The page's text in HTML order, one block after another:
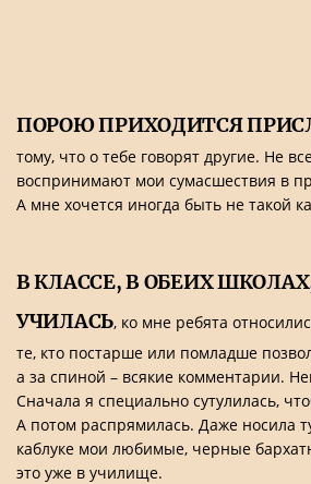
ПОРОЮ ПРИХОДИТСЯ
тому, что о тебе говорят другие. Не
воспринимают мои сумасшествия в
А мне хочется иногда быть не такой
В КЛАССЕ, В ОБЕИХ
УЧИЛАСЬ, ко мне ребята
те, кто постарше или помладше
а за спиной – всякие комментарии.
Сначала я специально сутулилась,
А потом распрямилась. Даже носила
каблуке мои любимые, черные
это уже в училище.